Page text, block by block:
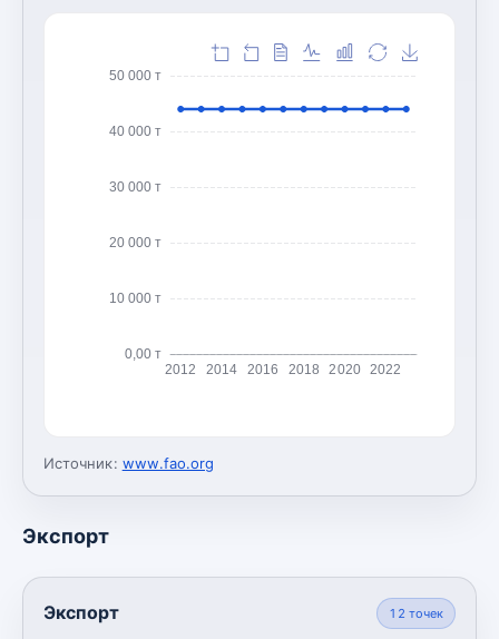
0,00 т
10 000 т
20 000 т
30 000 т
40 000 т
50 000 т
2012 2014 2016 2018 2020 2022
Источник: www.fao.org
Экспорт
Экспорт 12 точек